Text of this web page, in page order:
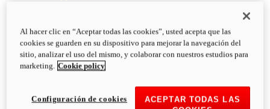
Al hacer clic en “Aceptar todas las cookies”, usted acepta que las
cookies se guarden en su dispositivo para mejorar la navegación del
sitio, analizar el uso del mismo, y colaborar con nuestros estudios para
marketing. Cookie policy
ACEPTAR TODAS LAS
Configuración de cookies